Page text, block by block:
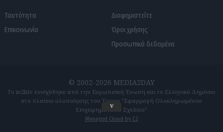
Ταυτότητα
Επικοινωνία
Διαφημιστείτε
Όροι χρήσης
Προσωπικά δεδομένα
© 2002-2026 MEDIA2DAY
Το in2life ενισχύθηκε από την Ευρωπαϊκή Ένωση και το Ελληνικό Δημόσιο
στο πλαίσιο υλοποίησης του Έργου "Εφαρμογή Ολοκληρωμένου
Επιχειρηματικού Σχεδίου"
Managed Cloud by C2
v